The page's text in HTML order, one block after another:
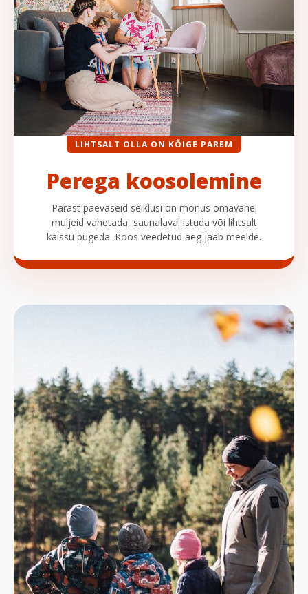
LIHTSALT OLLA ON KÕIGE PAREM
Perega koosolemine
Pärast päevaseid seiklusi on mõnus omavahel
muljeid vahetada, saunalaval istuda või lihtsalt
kaissu pugeda. Koos veedetud aeg jääb meelde.